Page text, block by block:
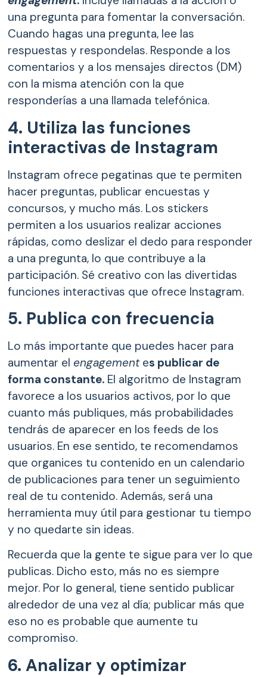
una pregunta para fomentar la conversación.
Cuando hagas una pregunta, lee las
respuestas y respondelas. Responde a los
comentarios y a los mensajes directos (DM)
con la misma atención con la que
responderías a una llamada telefónica.
4. Utiliza las funciones
interactivas de Instagram
Instagram ofrece pegatinas que te permiten
hacer preguntas, publicar encuestas y
concursos, y mucho más. Los stickers
permiten a los usuarios realizar acciones
rápidas, como deslizar el dedo para responder
a una pregunta, lo que contribuye a la
participación. Sé creativo con las divertidas
funciones interactivas que ofrece Instagram.
5. Publica con frecuencia
Lo más importante que puedes hacer para
aumentar el engagement es publicar de
forma constante. El algoritmo de Instagram
favorece a los usuarios activos, por lo que
cuanto más publiques, más probabilidades
tendrás de aparecer en los feeds de los
usuarios. En ese sentido, te recomendamos
que organices tu contenido en un calendario
de publicaciones para tener un seguimiento
real de tu contenido. Además, será una
herramienta muy útil para gestionar tu tiempo
y no quedarte sin ideas.
Recuerda que la gente te sigue para ver lo que
publicas. Dicho esto, más no es siempre
mejor. Por lo general, tiene sentido publicar
alrededor de una vez al día; publicar más que
eso no es probable que aumente tu
compromiso.
6. Analizar y optimizar